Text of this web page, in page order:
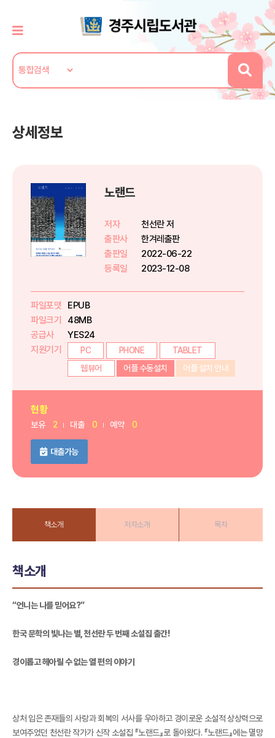
상세정보
노랜드
저자
천선란 저
출판사
한겨레출판
출판일
2022-06-22
등록일
2023-12-08
파일포맷
EPUB
파일크기
48MB
공급사
YES24
지원기기
PC PHONE
TABLET
웹뷰어
어플 수동설치 어플 설치 안내
현황
보유 2 대출 0 예약 0
대출가능
책소개 저자소개 목차
책소개
“언니는 나를 믿어요?”
한국 문학의 빛나는 별, 천선란 두 번째 소설집 출간!
경이롭고 헤아릴 수 없는 열 편의 이야기
상처 입은 존재들의 사랑과 회복의 서사를 우아하고 경이로운 소설적 상상력으로
보여주었던 천선란 작가가 신작 소설집 『노랜드』로 돌아왔다. 『노랜드』에는 멸망